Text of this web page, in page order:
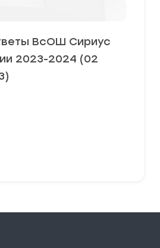
ВсОШ Сириус
2023-2024 (02